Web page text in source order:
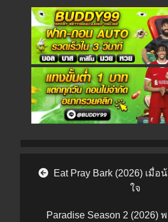
Post navigation
Eat Pray Bark (2026) เมื่
ใจ
Paradise Season 2 (2026)